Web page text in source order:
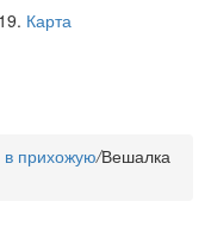
Карта
прихожую/Вешалка